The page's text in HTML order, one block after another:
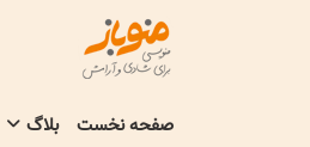
صفحه نخست بلاگ